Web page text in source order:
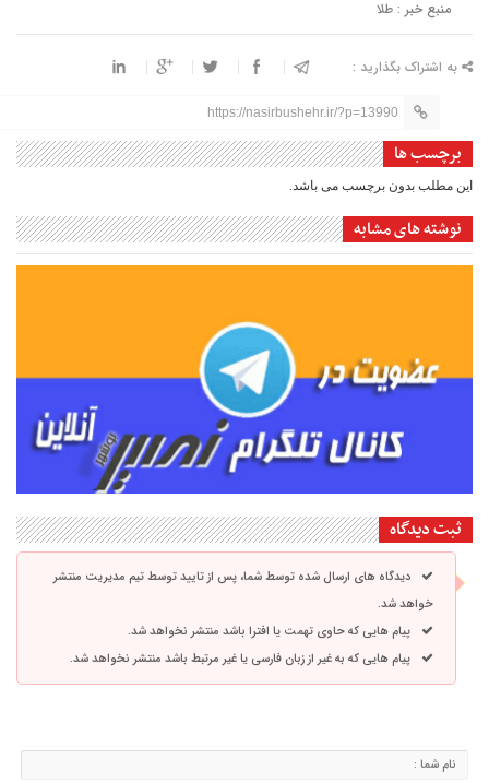
منبع خبر : طلا
به اشتراک بگذارید :
https://nasirbushehr.ir/?p=13990
برچسب ها
این مطلب بدون برچسب می باشد.
نوشته های مشابه
ثبت دیدگاه
دیدگاه های ارسال شده توسط شما، پس از تایید توسط تیم مدیریت منتشر
خواهد شد.
پیام هایی که حاوی تهمت یا افترا باشد منتشر نخواهد شد.
پیام هایی که به غیر از زبان فارسی یا غیر مرتبط باشد منتشر نخواهد شد.